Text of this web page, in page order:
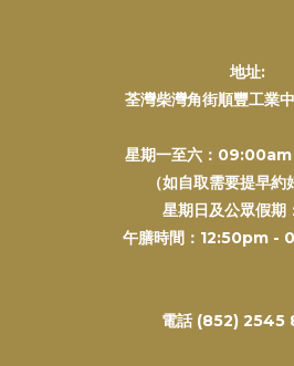
地址:
荃灣柴灣角街順豐工業
星期一至六：
（如自取需要提早約
星期日及公眾假期
午膳時間：12:50pm -
電話 (852) 2545